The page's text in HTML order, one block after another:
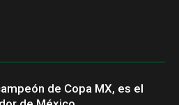
de Copa MX, es el